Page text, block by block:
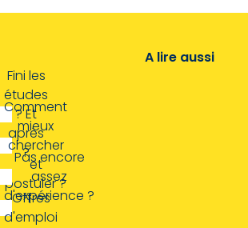
A lire aussi
Fini les
études
? Et
après
?
Comment
mieux
chercher
et
postuler ?
Pas encore
assez
d'expérience ?
Offres
d'emploi